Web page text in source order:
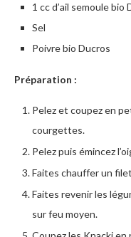
1 cc d’ail semoule bio
Sel
Poivre bio Ducros
Préparation :
Pelez et coupez en
courgettes.
Pelez puis émincez
Faites chauffer un
Faites revenir les
sur feu moyen.